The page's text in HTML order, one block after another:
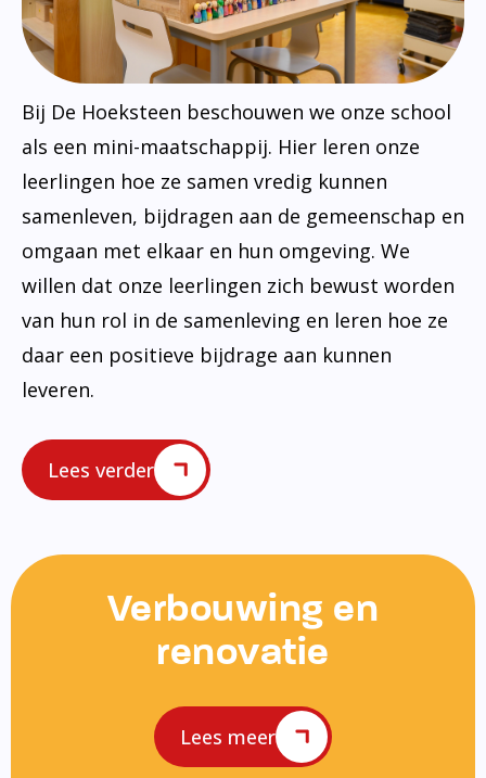
Bij De Hoeksteen beschouwen we onze school
als een mini-maatschappij. Hier leren onze
leerlingen hoe ze samen vredig kunnen
samenleven, bijdragen aan de gemeenschap en
omgaan met elkaar en hun omgeving. We
willen dat onze leerlingen zich bewust worden
van hun rol in de samenleving en leren hoe ze
daar een positieve bijdrage aan kunnen
leveren.
Lees verder
Verbouwing en
renovatie
Lees meer